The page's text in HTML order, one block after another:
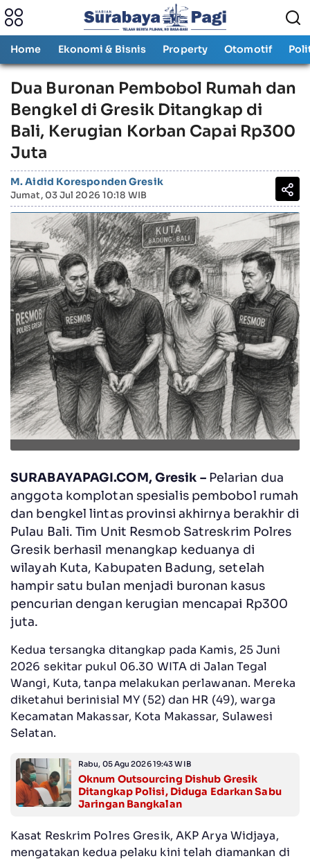
Home Ekonomi & Bisnis Property Otomotif
Dua Buronan Pembobol Rumah dan
Bengkel di Gresik Ditangkap di
Bali, Kerugian Korban Capai Rp300
Juta
M. Aidid Koresponden Gresik
Jumat, 03 Jul 2026 10:18 WIB
SURABAYAPAGI.COM, Gresik –Pelarian dua
anggota komplotan spesialis pembobol rumah
dan bengkel lintas provinsi akhirnya berakhir di
Pulau Bali. Tim Unit Resmob Satreskrim Polres
Gresik berhasil menangkap keduanya di
wilayah Kuta, Kabupaten Badung, setelah
hampir satu bulan menjadi buronan kasus
pencurian dengan kerugian mencapai Rp300
juta.
Kedua tersangka ditangkap pada Kamis, 25 Juni
2026 sekitar pukul 06.30 WITA di Jalan Tegal
Wangi, Kuta, tanpa melakukan perlawanan. Mereka
diketahui berinisial MY (52) dan HR (49), warga
Kecamatan Makassar, Kota Makassar, Sulawesi
Selatan.
Rabu, 05 Agu 2026 19:43 WIB
Oknum Outsourcing Dishub Gresik
Ditangkap Polisi, Diduga Edarkan Sabu
Jaringan Bangkalan
Kasat Reskrim Polres Gresik, AKP Arya Widjaya,
mengatakan kedua pelaku kini telah diamankan di